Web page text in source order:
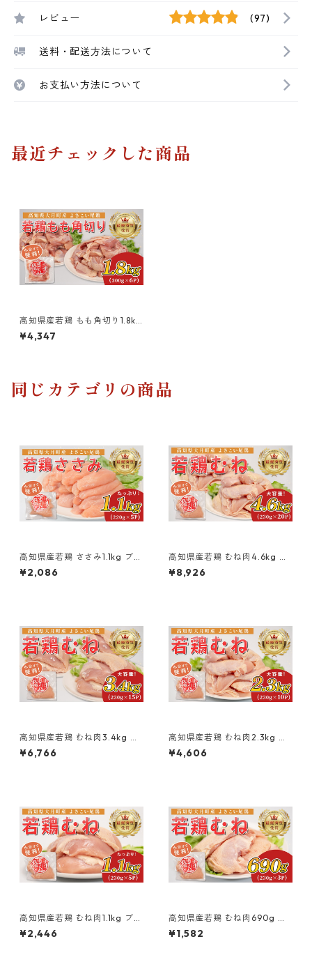
レビュー (97)
送料・配送方法について
お支払い方法について
最近チェックした商品
高知県産若鶏 もも角切り1.8kg
ブランド鶏 よさこい尾鶏
¥4,347
同じカテゴリの商品
高知県産若鶏 ささみ1.1kg ブラ
ンド鶏 よさこい尾鶏
¥2,086
高知県産若鶏 むね肉4.6kg ブ
ランド鶏 よさこい尾鶏
¥8,926
高知県産若鶏 むね肉3.4kg ブ
ランド鶏 よさこい尾鶏
¥6,766
高知県産若鶏 むね肉2.3kg ブ
ランド鶏 よさこい尾鶏
¥4,606
高知県産若鶏 むね肉1.1kg ブラ
ンド鶏 よさこい尾鶏
¥2,446
高知県産若鶏 むね肉690g ブ
ランド鶏 よさこい尾鶏
¥1,582